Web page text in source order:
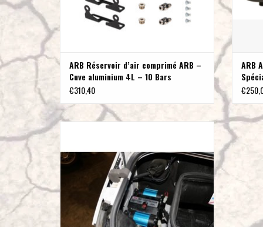
ARB Réservoir d’air comprimé ARB –
Cuve aluminium 4L – 10 Bars
€310,40
ARB
AJOUTER AU PANIER